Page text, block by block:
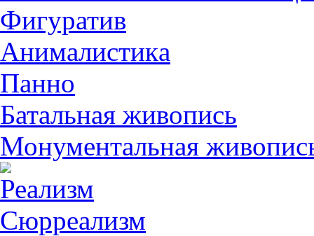
Фигуратив
Анималистикa
Панно
Батальная живопись
Монументальная
Реализм
Сюрреализм